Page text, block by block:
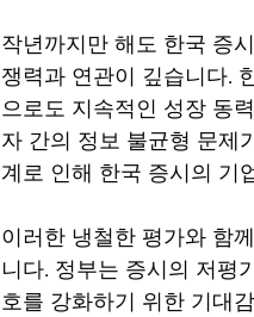
작년까지만 해도 한국 증
쟁력과 연관이 깊습니다.
으로도 지속적인 성장 동
자 간의 정보 불균형 문제
계로 인해 한국 증시의 기
이러한 냉철한 평가와 함
니다. 정부는 증시의 저평
호를 강화하기 위한 기대